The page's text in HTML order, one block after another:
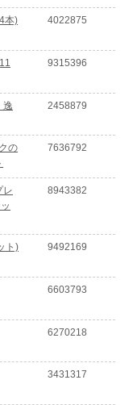
本) 4022875
9315396
逸
2458879
の
7636792
レ
8943382
ト) 9492169
6603793
6270218
3431317